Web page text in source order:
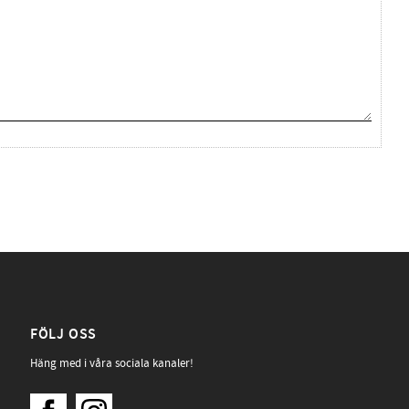
FÖLJ OSS
Häng med i våra sociala kanaler!